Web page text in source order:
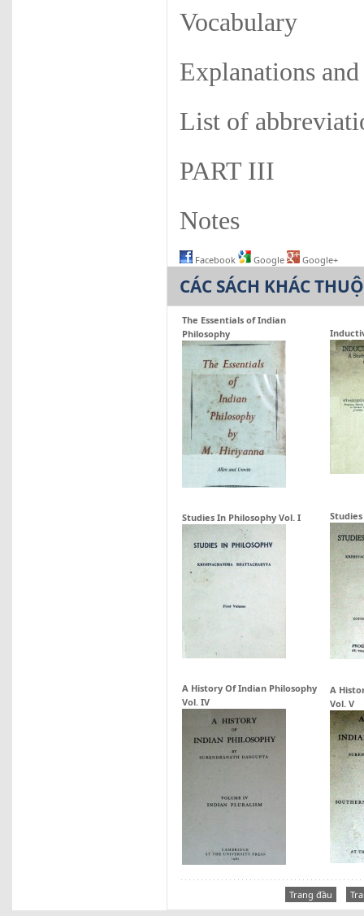
Vocabulary
Explanations
List of
PART III
Notes
Facebook Google Google+
CÁC SÁCH KHÁC
The Essentials of Indian
Philosophy
Studies In Philosophy Vol. I
A History Of Indian Philosophy
Vol. IV
A
Vol. V
Trang đầu